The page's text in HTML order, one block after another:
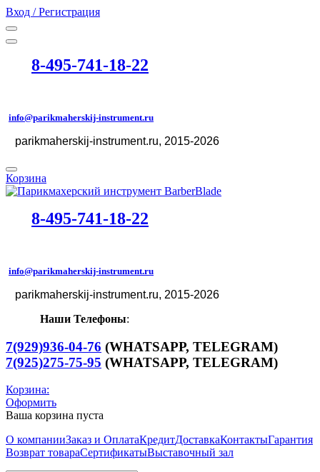
Вход / Регистрация
8-495-741-18-22
info@parikmaherskij-instrument.ru
parikmaherskij-instrument.ru, 2015-2026
Корзина
8-495-741-18-22
info@parikmaherskij-instrument.ru
parikmaherskij-instrument.ru, 2015-2026
Наши Телефоны:
7(929)936-04-76 (WHATSAPP, TELEGRAM)
7(925)275-75-95 (WHATSAPP, TELEGRAM)
Корзина:
Оформить
Ваша корзина пуста
О компанииЗаказ и ОплатаКредитДоставкаКонтактыГарантия
Возврат товараСертификатыВыставочный зал